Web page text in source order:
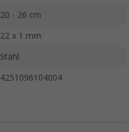
20 - 26 cm
22 x 1 mm
Stahl
4251096104004